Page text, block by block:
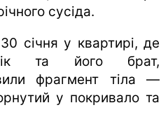
сусіда.
січня у квартирі, де
та його брат,
фрагмент тіла —
у покривало та